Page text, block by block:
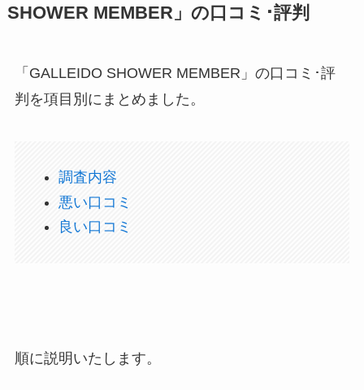
SHOWER MEMBER」の口コミ･評判
「GALLEIDO SHOWER MEMBER」の口コミ･評
判を項目別にまとめました。
調査内容
悪い口コミ
良い口コミ
順に説明いたします。